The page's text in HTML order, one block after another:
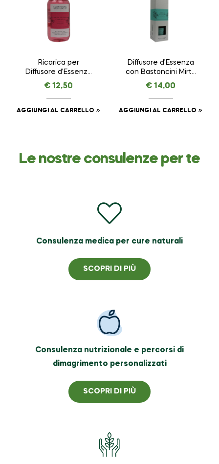
Ricarica per
Diffusore d’Essenza
con Bastoncini
Legno di Rosa e
Vaniglia – Seduzione
– NASOTERAPIA da
€ 12,50
AGGIUNGI AL CARRELLO
Diffusore d’Essenza
con Bastoncini Mirto
e Gelsomino –
Complicità –
NASOTERAPIA da 100
ml
€ 14,00
AGGIUNGI AL CARRELLO
Le nostre consulenze per te
Consulenza medica per cure naturali
SCOPRI DI PIÙ
Consulenza nutrizionale e percorsi di
dimagrimento personalizzati
SCOPRI DI PIÙ